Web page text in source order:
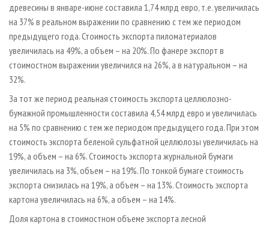
ИНСТРУМЕНТ И МАТЕРИАЛЫ
БИБЛИОТЕКА СПЕЦИАЛИСТА
древесины в январе-июне составила 1,74 млрд евро, т.е. увеличилась
на 37% в реальном выражении по сравнению с тем же периодом
предыдущего года. Стоимость экспорта пиломатериалов
увеличилась на 49%, а объем – на 20%. По фанере экспорт в
стоимостном выражении увеличился на 26%, а в натуральном – на
32%.
За тот же период реальная стоимость экспорта целлюлозно-
бумажной промышленности составила 4,54 млрд евро и увеличилась
на 5% по сравнению с тем же периодом предыдущего года. При этом
стоимость экспорта беленой сульфатной целлюлозы увеличилась на
19%, а объем – на 6%. Стоимость экспорта журнальной бумаги
увеличилась на 3%, объем – на 19%. По тонкой бумаге стоимость
экспорта снизилась на 19%, а объем – на 13%. Стоимость экспорта
картона увеличилась на 6%, а объем – на 14%.
Доля картона в стоимостном объеме экспорта лесной